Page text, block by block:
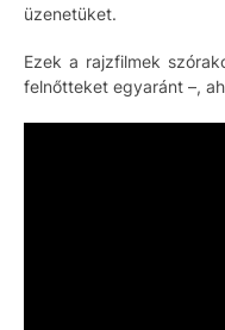
üzenetüket.
Ezek a rajzfilmek
felnőtteket egyaránt –,